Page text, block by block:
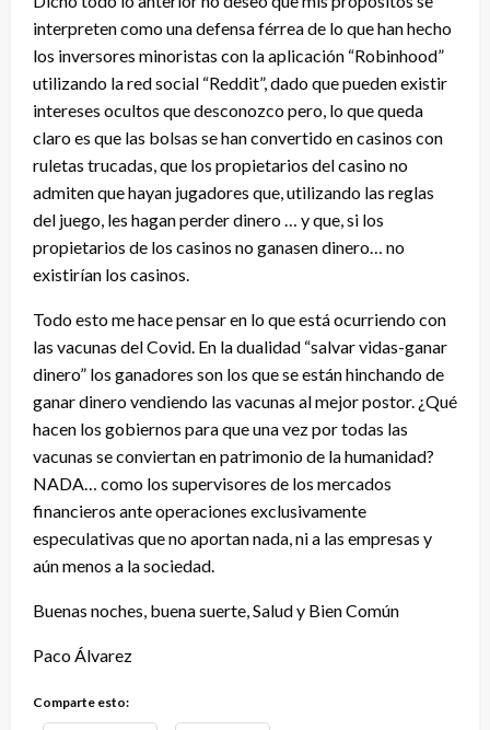
interpreten como una defensa férrea de lo que han hecho
los inversores minoristas con la aplicación “Robinhood”
utilizando la red social “Reddit”, dado que pueden existir
intereses ocultos que desconozco pero, lo que queda
claro es que las bolsas se han convertido en casinos con
ruletas trucadas, que los propietarios del casino no
admiten que hayan jugadores que, utilizando las reglas
del juego, les hagan perder dinero … y que, si los
propietarios de los casinos no ganasen dinero… no
existirían los casinos.
Todo esto me hace pensar en lo que está ocurriendo con
las vacunas del Covid. En la dualidad “salvar vidas-ganar
dinero” los ganadores son los que se están hinchando de
ganar dinero vendiendo las vacunas al mejor postor. ¿Qué
hacen los gobiernos para que una vez por todas las
vacunas se conviertan en patrimonio de la humanidad?
NADA… como los supervisores de los mercados
financieros ante operaciones exclusivamente
especulativas que no aportan nada, ni a las empresas y
aún menos a la sociedad.
Buenas noches, buena suerte, Salud y Bien Común
Paco Álvarez
Comparte esto: